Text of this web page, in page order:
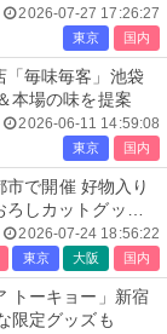
2026-07-27 17:26:27
東京 国内
「毎味毎客」池袋
本場の味を提案
2026-06-11 14:59:08
東京 国内
市で開催 好物入り
しカットグッズ
2026-07-24 18:56:22
東京 大阪 国内
トーキョー」新宿
限定グッズも